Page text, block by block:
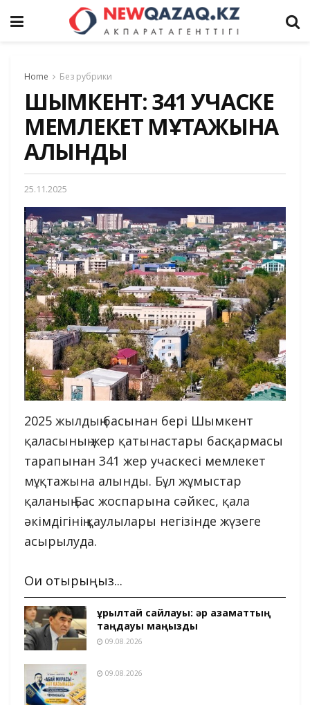
Home Без рубрики
ШЫМКЕНТ: 341 УЧАСКЕ
МЕМЛЕКЕТ МҰҚТАЖЫНА
АЛЫНДЫ
25.11.2025
2025 жылдың басынан бері Шымкент
қаласының жер қатынастары басқармасы
тарапынан 341 жер учаскесі мемлекет
мұқтажына алынды. Бұл жұмыстар
қаланың Бас жоспарына сәйкес, қала
әкімдігінің қаулылары негізінде жүзеге
асырылуда.
Оқи отырыңыз...
Құрылтай сайлауы: әр азаматтың
таңдауы маңызды
09.08.2026
09.08.2026